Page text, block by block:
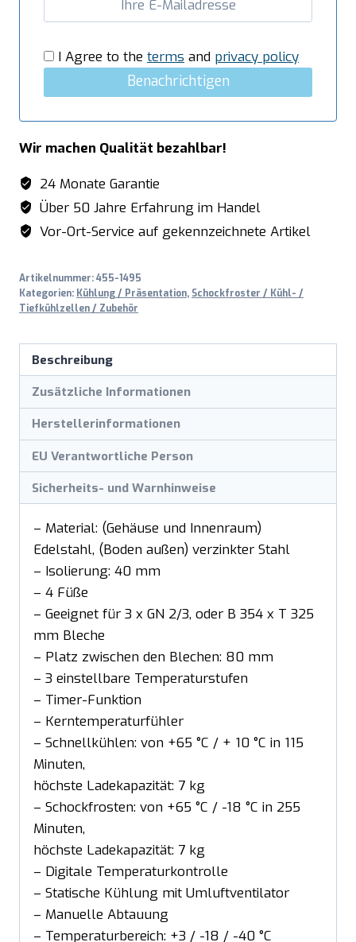
I Agree to the terms and privacy policy
Benachrichtigen
Wir machen Qualität bezahlbar!
24 Monate Garantie
Über 50 Jahre Erfahrung im Handel
Vor-Ort-Service auf gekennzeichnete Artikel
Artikelnummer:455-1495
Kategorien: Kühlung / Präsentation, Schockfroster / Kühl- /
Tiefkühlzellen / Zubehör
Beschreibung
Zusätzliche Informationen
Herstellerinformationen
EU Verantwortliche Person
Sicherheits- und Warnhinweise
– Material: (Gehäuse und Innenraum)
Edelstahl, (Boden außen) verzinkter Stahl
– Isolierung: 40 mm
– 4 Füße
– Geeignet für 3 x GN 2/3, oder B 354 x T 325
mm Bleche
– Platz zwischen den Blechen: 80 mm
– 3 einstellbare Temperaturstufen
– Timer-Funktion
– Kerntemperaturfühler
– Schnellkühlen: von +65 °C / + 10 °C in 115
Minuten,
höchste Ladekapazität: 7 kg
– Schockfrosten: von +65 °C / -18 °C in 255
Minuten,
höchste Ladekapazität: 7 kg
– Digitale Temperaturkontrolle
– Statische Kühlung mit Umluftventilator
– Manuelle Abtauung
– Temperaturbereich: +3 / -18 / -40 °C